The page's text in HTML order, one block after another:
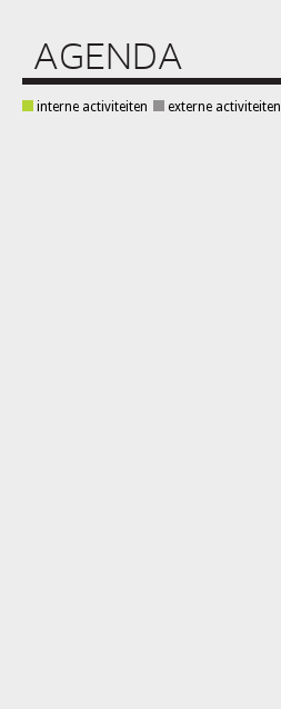
AGENDA
interne activiteiten externe activiteiten